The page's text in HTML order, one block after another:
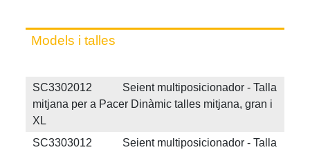
Models i talles
SC3302012 Seient multiposicionador - Talla
mitjana per a Pacer Dinàmic talles mitjana, gran i
XL
SC3303012 Seient multiposicionador - Talla